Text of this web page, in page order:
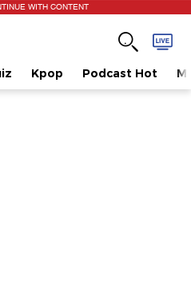
WITH CONTENT
Kpop Podcast Hot